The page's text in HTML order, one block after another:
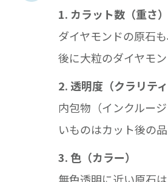
1. カラット数（重さ）
ダイヤモンドの原石
後に大粒のダイヤモ
2. 透明度（クラリティ
内包物（インクルー
いものはカット後の
3. 色（カラー）